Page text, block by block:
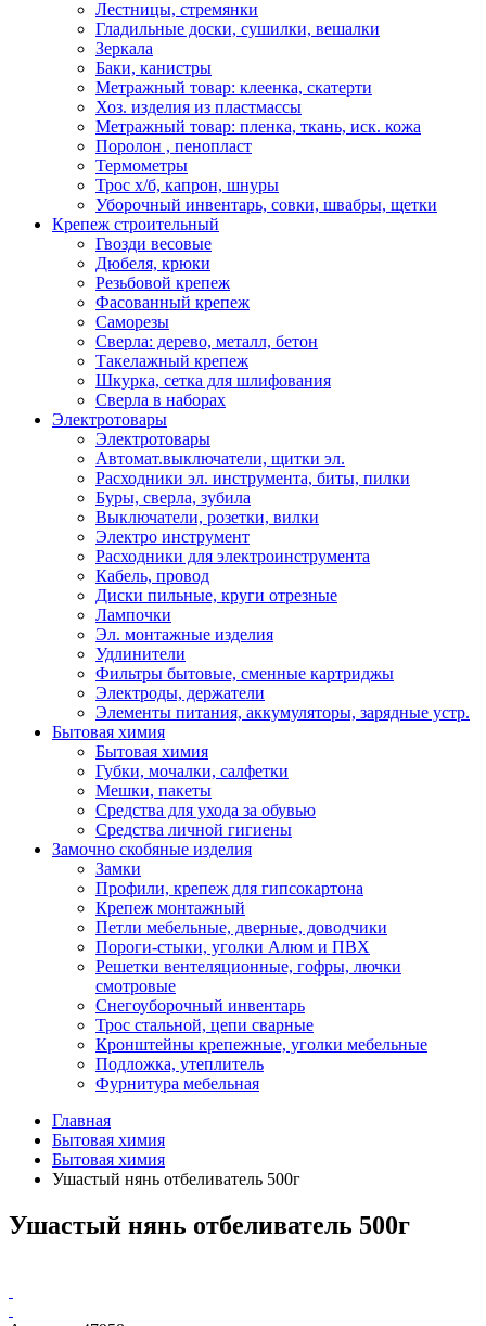
Лестницы, стремянки
Гладильные доски, сушилки, вешалки
Зеркала
Баки, канистры
Метражный товар: клеенка, скатерти
Хоз. изделия из пластмассы
Метражный товар: пленка, ткань, иск. кожа
Поролон , пенопласт
Термометры
Трос х/б, капрон, шнуры
Уборочный инвентарь, совки, швабры, щетки
Крепеж строительный
Гвозди весовые
Дюбеля, крюки
Резьбовой крепеж
Фасованный крепеж
Саморезы
Сверла: дерево, металл, бетон
Такелажный крепеж
Шкурка, сетка для шлифования
Сверла в наборах
Электротовары
Электротовары
Автомат.выключатели, щитки эл.
Расходники эл. инструмента, биты, пилки
Буры, сверла, зубила
Выключатели, розетки, вилки
Электро инструмент
Расходники для электроинструмента
Кабель, провод
Диски пильные, круги отрезные
Лампочки
Эл. монтажные изделия
Удлинители
Фильтры бытовые, сменные картриджы
Электроды, держатели
Элементы питания, аккумуляторы, зарядные устр.
Бытовая химия
Бытовая химия
Губки, мочалки, салфетки
Мешки, пакеты
Средства для ухода за обувью
Средства личной гигиены
Замочно скобяные изделия
Замки
Профили, крепеж для гипсокартона
Крепеж монтажный
Петли мебельные, дверные, доводчики
Пороги-стыки, уголки Алюм и ПВХ
Решетки вентеляционные, гофры, лючки
смотровые
Снегоуборочный инвентарь
Трос стальной, цепи сварные
Кронштейны крепежные, уголки мебельные
Подложка, утеплитель
Фурнитура мебельная
Главная
Бытовая химия
Бытовая химия
Ушастый нянь отбеливатель 500г
Ушастый нянь отбеливатель 500г